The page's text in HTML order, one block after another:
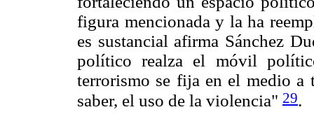
figura mencionada y la ha
es sustancial afirma Sánchez
político realza el móvil
terrorismo se fija en el medio a
saber, el uso de la violencia" 29.